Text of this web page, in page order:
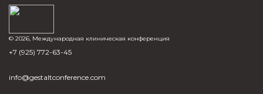
© 2026, Международная клиническая конференция
+7 (925) 772-63-45
info@gestaltconference.com